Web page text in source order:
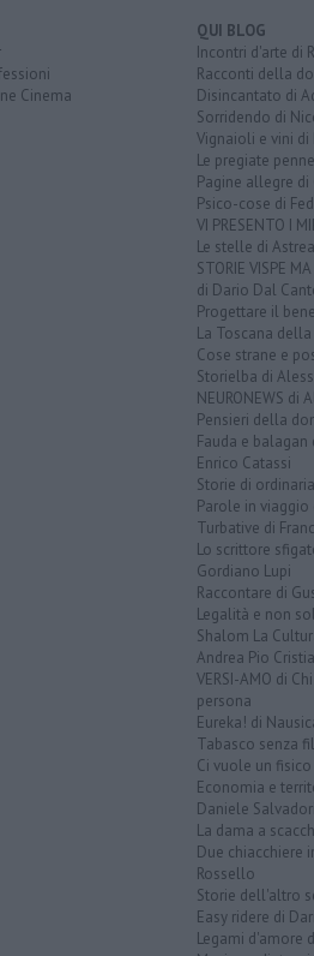
Cinema
QUI BLOG
Incontri d'arte di
Racconti della
Disincantato di
Sorridendo di
Vignaioli e vini di
Le pregiate
Pagine allegre di
Psico-cose di
VI PRESENTO I
Le stelle di
STORIE VISPE
di Dario Dal
Progettare il
La Toscana
Cose strane e
Storielba di
NEURONEWS di
Pensieri della
Fauda e
Enrico Catassi
Storie di
Parole in
Turbative di
Lo scrittore
Gordiano Lupi
Raccontare di
Legalità e non
Shalom La
Andrea Pio
VERSI-AMO di
persona
Eureka! di
Tabasco senza
Ci vuole un
Economia e
Daniele Salvadori
La dama a
Due chiacchiere
Rossello
Storie dell'altro
Easy ridere di
Legami d'amore